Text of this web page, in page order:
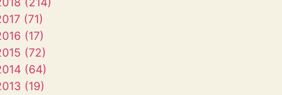
(71)
(17)
(72)
(64)
(19)